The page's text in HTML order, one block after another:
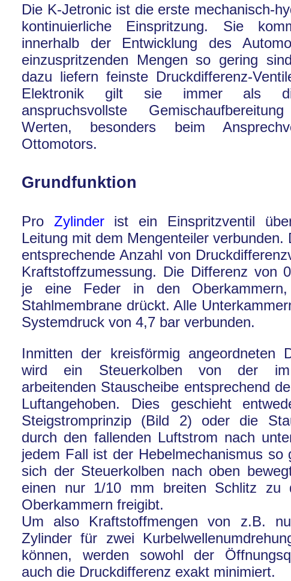
Die K-Jetronic ist die erste mechanisch-
kontinuierliche Einspritzung. Sie
innerhalb der Entwicklung des
einzuspritzenden Mengen so gering
dazu liefern feinste Druckdifferenz-
Elektronik gilt sie immer als
anspruchsvollste
Werten, besonders beim
Ottomotors.
Grundfunktion
Pro Zylinderist ein Einspritzventil
Leitung mit dem Mengenteiler verbunden.
entsprechende Anzahl von
Kraftstoffzumessung. Die Differenz von
je eine Feder in den
Stahlmembrane drückt. Alle
Systemdruck von 4,7 bar verbunden.
Inmitten der kreisförmig angeordneten
wird ein Steuerkolben von der im
arbeitenden Stauscheibe entsprechend
Luftangehoben. Dies geschieht
Steigstromprinzip (Bild 2) oder die
durch den fallenden Luftstrom nach
jedem Fall ist der Hebelmechanismus so
sich der Steuerkolben nach oben
einen nur 1/10 mm breiten Schlitz zu
Oberkammern freigibt.
Um also Kraftstoffmengen von z.B.
Zylinder für zwei
können, werden sowohl der
auch die Druckdifferenz exakt minimiert.